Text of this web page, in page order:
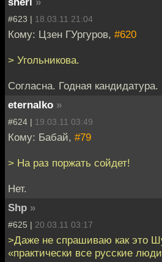
#623 | 18.03.11 21:04
Кому: Цзен ГУргуров, #620
> Угольникова.
Согласна. Годная кандидатура.
eternalko »
#624 | 19.03.11 03:49
Кому: Бабай, #79
> На раз поржать сойдет!
Нет.
Shp »
#625 | 20.03.11 03:17
>Даже не спрашиваю как это
«практически все русские